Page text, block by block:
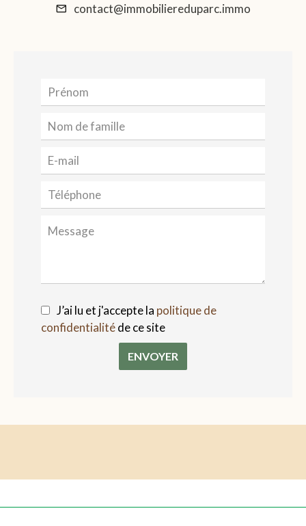
contact@immobiliereduparc.immo
J’ai lu et j'accepte la politique de
confidentialitéde ce site
ENVOYER